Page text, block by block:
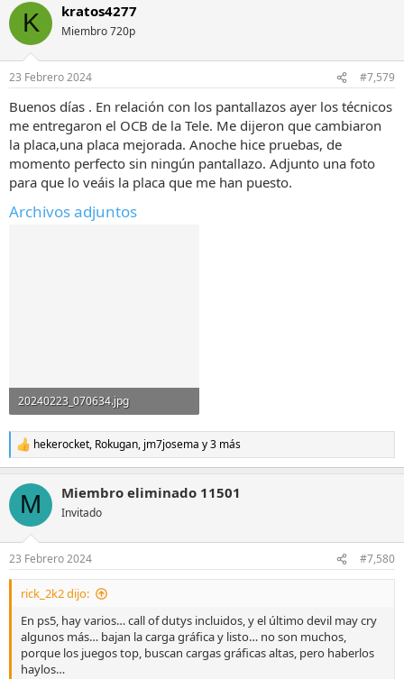
de juegos en ps5 seguían yendo exactamente igual que con la
salida en auto, no estaban limitados de ningún modo. Pero os doy
la razón cuando decis que no vais a estar limitando capacidades con
una tele cuyo precio base son mas de 3000€.
En xbox no se como va porque no la tengo, pero ese ORI a 120fps (y
algun otro juego en 2D), si la salida no está bien va a fallar si o si y
dar pantallazos.
c
i
e
:
K kratos4277
Miembro 720p
23 Febrero 2024 #7,579
Buenos días . En relación con los pantallazos ayer los técnicos
me entregaron el OCB de la Tele. Me dijeron que cambiaron
la placa,una placa mejorada. Anoche hice pruebas, de
momento perfecto sin ningún pantallazo. Adjunto una foto
para que lo veáis la placa que me han puesto.
Archivos adjuntos
20240223_070634.jpg
1.6 MB · Visitas: 133
R
e
c
i
e
s
hekerocket, Rokugan, jm7josema y 3 más
M Miembro eliminado 11501
Invitado
23 Febrero 2024 #7,580
rick_2k2 dijo:
En ps5, hay varios… call of dutys incluidos, y el último devil may cry
algunos más… bajan la carga gráfica y listo… no son muchos,
porque los juegos top, buscan cargas gráficas altas, pero haberlos
haylos…